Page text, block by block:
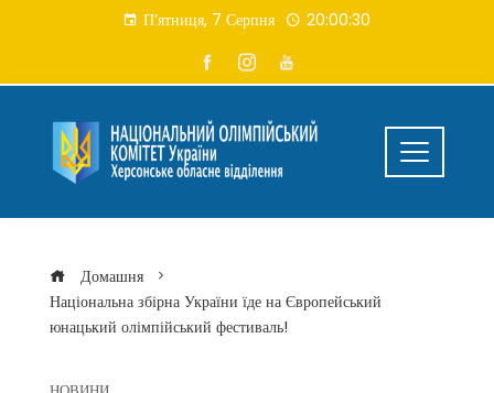
П’ятниця, 7 Серпня 20:00:31
Домашня
Національна збірна України їде на Європейський
юнацький олімпійський фестиваль!